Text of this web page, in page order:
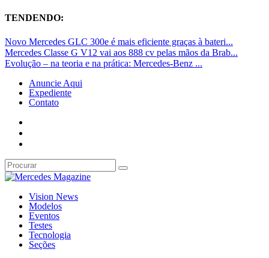
TENDENDO:
Novo Mercedes GLC 300e é mais eficiente graças à bateri...
Mercedes Classe G V12 vai aos 888 cv pelas mãos da Brab...
Evolução – na teoria e na prática: Mercedes-Benz ...
Anuncie Aqui
Expediente
Contato
Vision News
Modelos
Eventos
Testes
Tecnologia
Seções